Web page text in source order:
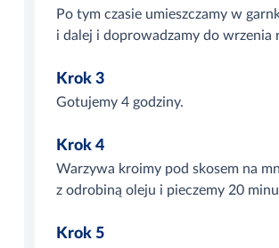
Po tym czasie umieszczamy w
i dalej i doprowadzamy do wrzenia
Krok 3
Gotujemy 4 godziny.
Krok 4
Warzywa kroimy pod skosem na
z odrobiną oleju i pieczemy 20
Krok 5